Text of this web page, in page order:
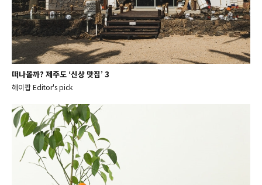
떠나볼까? 제주도 ‘신상 맛집’ 3
헤이팝 Editor's pick